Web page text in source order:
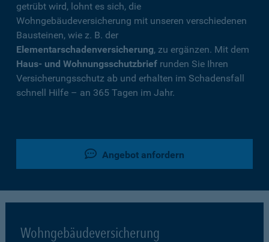
getrübt wird, lohnt es sich, die
Wohngebäudeversicherung mit unseren verschiedenen
Bausteinen, wie z. B. der
Elementarschadenversicherung, zu ergänzen. Mit dem
Haus- und Wohnungsschutzbrief runden Sie Ihren
Versicherungsschutz ab und erhalten im Schadensfall
schnell Hilfe – an 365 Tagen im Jahr.
Angebot anfordern
Wohngebäudeversicherung